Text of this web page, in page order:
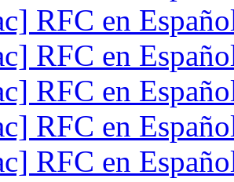
RFC en
RFC en
RFC en
RFC en
RFC en